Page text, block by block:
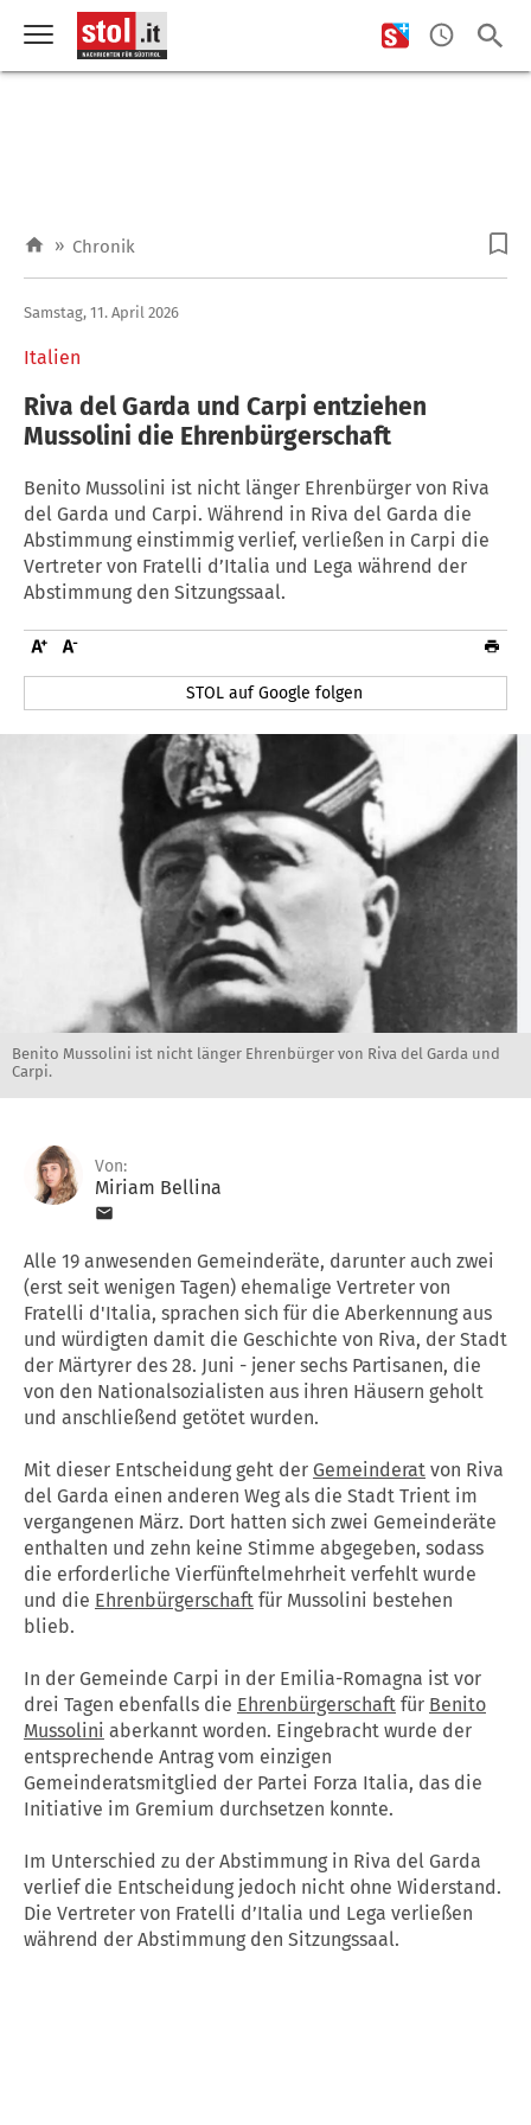
» Chronik
Italien
Samstag, 11. April 2026
Riva del Garda und Carpi entziehen
Mussolini die Ehrenbürgerschaft
Benito Mussolini ist nicht länger Ehrenbürger von Riva
del Garda und Carpi. Während in Riva del Garda die
Abstimmung einstimmig verlief, verließen in Carpi die
Vertreter von Fratelli d’Italia und Lega während der
Abstimmung den Sitzungssaal.
STOL auf Google folgen
Benito Mussolini ist nicht länger Ehrenbürger von Riva del Garda und
Carpi.
Von:
Miriam Bellina
Alle 19 anwesenden Gemeinderäte, darunter auch zwei
(erst seit wenigen Tagen) ehemalige Vertreter von
Fratelli d'Italia, sprachen sich für die Aberkennung aus
und würdigten damit die Geschichte von Riva, der Stadt
der Märtyrer des 28. Juni - jener sechs Partisanen, die
von den Nationalsozialisten aus ihren Häusern geholt
und anschließend getötet wurden.
Mit dieser Entscheidung geht der Gemeinderat von Riva
del Garda einen anderen Weg als die Stadt Trient im
vergangenen März. Dort hatten sich zwei Gemeinderäte
enthalten und zehn keine Stimme abgegeben, sodass
die erforderliche Vierfünftelmehrheit verfehlt wurde
und die Ehrenbürgerschaft für Mussolini bestehen
blieb.
In der Gemeinde Carpi in der Emilia-Romagna ist vor
drei Tagen ebenfalls die Ehrenbürgerschaft für Benito
Mussolini aberkannt worden. Eingebracht wurde der
entsprechende Antrag vom einzigen
Gemeinderatsmitglied der Partei Forza Italia, das die
Initiative im Gremium durchsetzen konnte.
Im Unterschied zu der Abstimmung in Riva del Garda
verlief die Entscheidung jedoch nicht ohne Widerstand.
Die Vertreter von Fratelli d’Italia und Lega verließen
während der Abstimmung den Sitzungssaal.